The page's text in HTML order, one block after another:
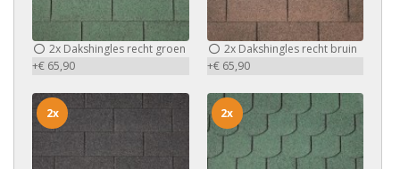
2x Dakshingles recht groen
+€ 65,90
2xDakshingles recht bruin
+€ 65,90
2x 2x